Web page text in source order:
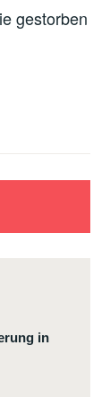
gestorben
in